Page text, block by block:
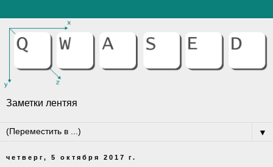
Заметки лентяя
▼
четверг, 5 октября 2017 г.